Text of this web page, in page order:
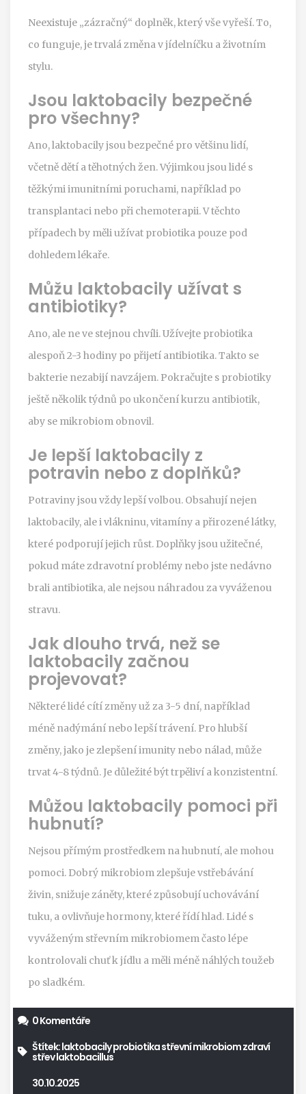
Neexistuje „zázračný“ doplněk, který vše vyřeší. To,
co funguje, je trvalá změna v jídelníčku a životním
stylu.
Jsou laktobacily bezpečné
pro všechny?
Ano, laktobacily jsou bezpečné pro většinu lidí,
včetně dětí a těhotných žen. Výjimkou jsou lidé s
těžkými imunitními poruchami, například po
transplantaci nebo při chemoterapii. V těchto
případech by měli užívat probiotika pouze pod
dohledem lékaře.
Můžu laktobacily užívat s
antibiotiky?
Ano, ale ne ve stejnou chvíli. Užívejte probiotika
alespoň 2-3 hodiny po přijetí antibiotika. Takto se
bakterie nezabijí navzájem. Pokračujte s probiotiky
ještě několik týdnů po ukončení kurzu antibiotik,
aby se mikrobiom obnovil.
Je lepší laktobacily z
potravin nebo z doplňků?
Potraviny jsou vždy lepší volbou. Obsahují nejen
laktobacily, ale i vlákninu, vitamíny a přirozené látky,
které podporují jejich růst. Doplňky jsou užitečné,
pokud máte zdravotní problémy nebo jste nedávno
brali antibiotika, ale nejsou náhradou za vyváženou
stravu.
Jak dlouho trvá, než se
laktobacily začnou
projevovat?
Některé lidé cítí změny už za 3-5 dní, například
méně nadýmání nebo lepší trávení. Pro hlubší
změny, jako je zlepšení imunity nebo nálad, může
trvat 4-8 týdnů. Je důležité být trpěliví a konzistentní.
Můžou laktobacily pomoci při
hubnutí?
Nejsou přímým prostředkem na hubnutí, ale mohou
pomoci. Dobrý mikrobiom zlepšuje vstřebávání
živin, snižuje záněty, které způsobují uchovávání
tuku, a ovlivňuje hormony, které řídí hlad. Lidé s
vyváženým střevním mikrobiomem často lépe
kontrolovali chuť k jídlu a měli méně náhlých toužeb
po sladkém.
0 Komentáře
Štítek:laktobacilyprobiotikastřevní mikrobiomzdraví
střevlaktobacillus
30.10.2025